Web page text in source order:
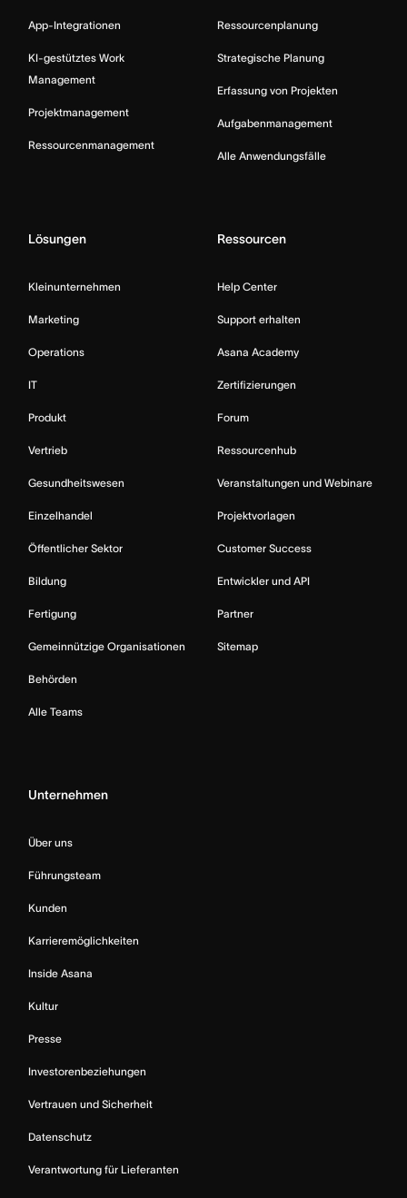
App-Integrationen
KI-gestütztes Work
Management
Projektmanagement
Ressourcenmanagement
Ressourcenplanung
Strategische Planung
Erfassung von Projekten
Aufgabenmanagement
Alle Anwendungsfälle
Lösungen
Kleinunternehmen
Marketing
Operations
IT
Produkt
Vertrieb
Gesundheitswesen
Einzelhandel
Öffentlicher Sektor
Bildung
Fertigung
Gemeinnützige Organisationen
Behörden
Alle Teams
Ressourcen
Help Center
Support erhalten
Asana Academy
Zertifizierungen
Forum
Ressourcenhub
Veranstaltungen und Webinare
Projektvorlagen
Customer Success
Entwickler und API
Partner
Sitemap
Unternehmen
Über uns
Führungsteam
Kunden
Karrieremöglichkeiten
Inside Asana
Kultur
Presse
Investorenbeziehungen
Vertrauen und Sicherheit
Datenschutz
Verantwortung für Lieferanten